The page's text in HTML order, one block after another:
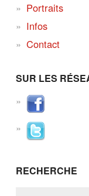
Portraits
Infos
Contact
SUR LES
RECHERCHE